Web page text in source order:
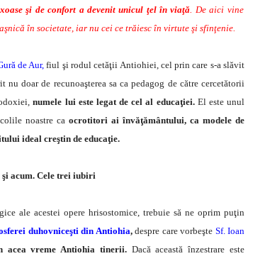
şi de confort a devenit unicul ţel în viaţă . De aici vine
în societate, iar nu cei ce trăiesc în virtute şi sfinţenie.
de Aur, fiul şi rodul cetăţii Antiohiei, cel prin care s-a slăvit
doar de recunoaşterea sa ca pedagog de către cercetătorii
numele lui este legat de cel al educaţiei.El este unul
noastre ca ocrotitori ai învăţământului, ca modele de
ideal creştin de educaţie.
acum. Cele trei iubiri
ale acestei opere hrisostomice, trebuie să ne oprim puţin
duhovniceşti din Antiohia,despre care vorbeşte Sf. Ioan
vreme Antiohia tinerii.Dacă această înzestrare este